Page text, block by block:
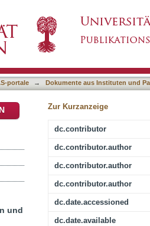
portale → Dokumente aus Instituten und
Zur Kurzanzeige
dc.contributor
dc.contributor.author
dc.contributor.author
dc.contributor.author
dc.date.accessioned
dc.date.available
und